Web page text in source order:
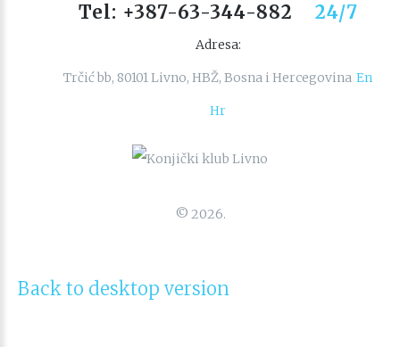
Tel: +387-63-344-882 24/7
Adresa:
Trčić bb, 80101 Livno, HBŽ, Bosna i Hercegovina En
Hr
© 2026.
Back to desktop version